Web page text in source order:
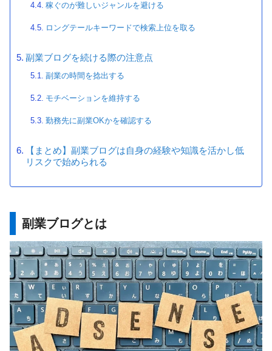
稼ぐのが難しいジャンルを避ける
ロングテールキーワードで検索上位を取る
副業ブログを続ける際の注意点
副業の時間を捻出する
モチベーションを維持する
勤務先に副業OKかを確認する
【まとめ】副業ブログは自身の経験や知識を活かし低
リスクで始められる
副業ブログとは